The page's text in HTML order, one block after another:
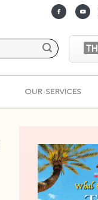
TH
OUR SERVICES